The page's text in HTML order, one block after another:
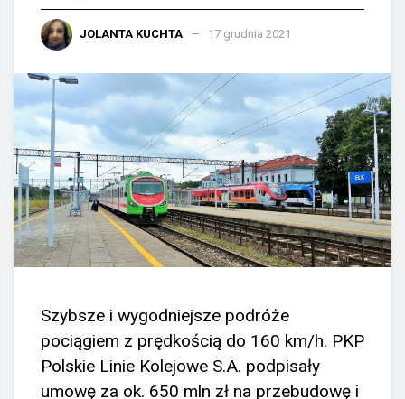
JOLANTA KUCHTA 17 grudnia 2021
Szybsze i wygodniejsze podróże
pociągiem z prędkością do 160 km/h. PKP
Polskie Linie Kolejowe S.A. podpisały
umowę za ok. 650 mln zł na przebudowę i